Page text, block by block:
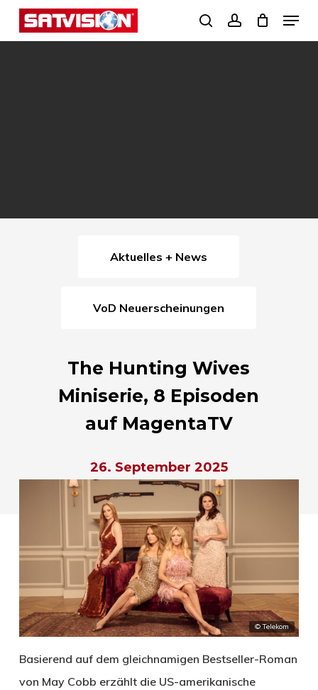
Skip
search
Menu
Aktuelles + News
VoD Neuerscheinungen
The Hunting Wives
Miniserie, 8 Episoden
auf MagentaTV
26. September 2025
© Telekom
Basierend auf dem gleichnamigen Bestseller-Roman
von May Cobb erzählt die US-amerikanische